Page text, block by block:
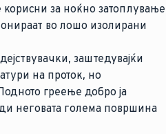
корисни за ноќно затоплување
во лошо изолирани
заштедувајќи
на проток, но
греење добро ја
неговата голема површина